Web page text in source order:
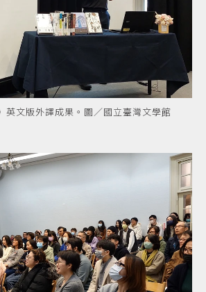
英文版外譯成果。圖／國立臺灣文學館